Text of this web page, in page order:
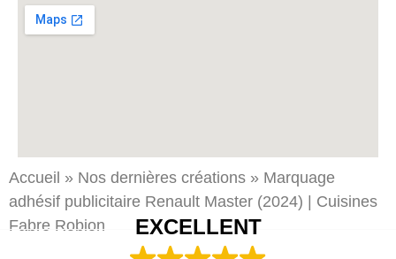
Accueil » Nos dernières créations » Marquage
adhésif publicitaire Renault Master (2024) | Cuisines
Fabre Robion
EXCELLENT